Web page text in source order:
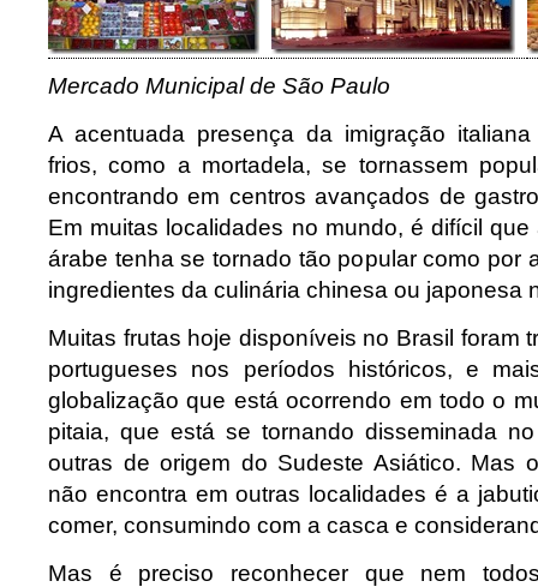
Mercado Municipal de São Paulo
A acentuada presença da imigração
frios, como a mortadela, se tornassem
encontrando em centros avançados de
Em muitas localidades no mundo, é difícil
árabe tenha se tornado tão popular como por
ingredientes da culinária chinesa ou japonesa
Muitas frutas hoje disponíveis no Brasil foram
portugueses nos períodos históricos, e
globalização que está ocorrendo em todo o
pitaia, que está se tornando disseminada
outras de origem do Sudeste Asiático. Mas
não encontra em outras localidades é a
comer, consumindo com a casca e
Mas é preciso reconhecer que nem